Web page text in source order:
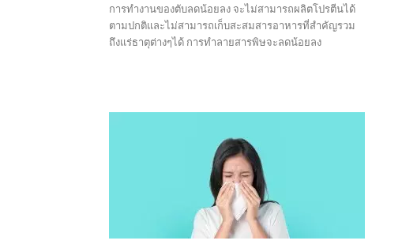
การทำงานของตับลดน้อยลง จะไม่สามารถผลิตโปรตีนได้
ตามปกติและไม่สามารถเก็บสะสมสารอาหารที่สำคัญรวม
ถึงแร่ธาตุต่างๆได้ การทำลายสารพิษจะลดน้อยลง